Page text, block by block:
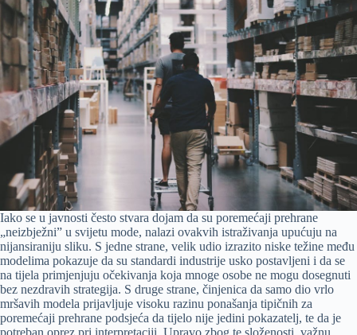
Iako se u javnosti često stvara dojam da su poremećaji prehrane
„neizbježni” u svijetu mode, nalazi ovakvih istraživanja upućuju na
nijansiraniju sliku. S jedne strane, velik udio izrazito niske težine među
modelima pokazuje da su standardi industrije usko postavljeni i da se
na tijela primjenjuju očekivanja koja mnoge osobe ne mogu dosegnuti
bez nezdravih strategija. S druge strane, činjenica da samo dio vrlo
mršavih modela prijavljuje visoku razinu ponašanja tipičnih za
poremećaji prehrane podsjeća da tijelo nije jedini pokazatelj, te da je
potreban oprez pri interpretaciji. Upravo zbog te složenosti, važnu